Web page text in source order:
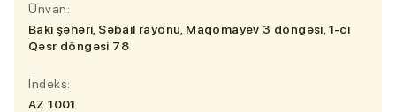
Ünvan:
Bakı şəhəri, Səbail rayonu, Maqomayev 3 döngəsi, 1-ci
Qəsr döngəsi 78
İndeks:
AZ 1001